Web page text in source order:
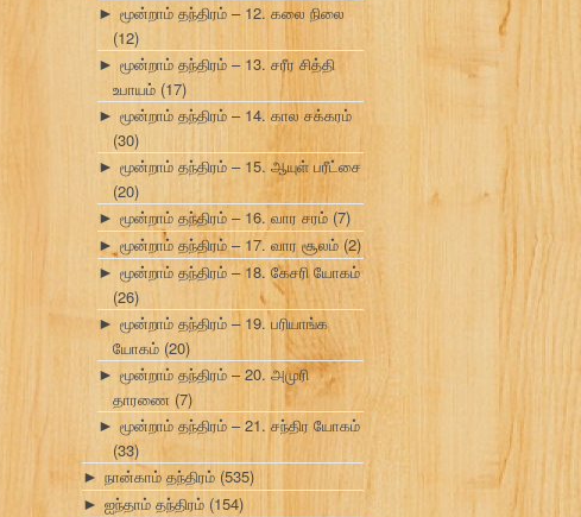
► மூன்றாம் தந்திரம் – 12. கலை நிலை
(12)
► மூன்றாம் தந்திரம் – 13. சரீர சித்தி
உபாயம் (17)
► மூன்றாம் தந்திரம் – 14. கால சக்கரம்
(30)
► மூன்றாம் தந்திரம் – 15. ஆயுள் பரீட்சை
(20)
► மூன்றாம் தந்திரம் – 16. வார சரம் (7)
► மூன்றாம் தந்திரம் – 17. வார சூலம் (2)
► மூன்றாம் தந்திரம் – 18. கேசரி யோகம்
(26)
► மூன்றாம் தந்திரம் – 19. பரியாங்க
யோகம் (20)
► மூன்றாம் தந்திரம் – 20. அமுரி
தாரணை (7)
► மூன்றாம் தந்திரம் – 21. சந்திர யோகம்
(33)
► நான்காம் தந்திரம் (535)
► ஐந்தாம் தந்திரம் (154)